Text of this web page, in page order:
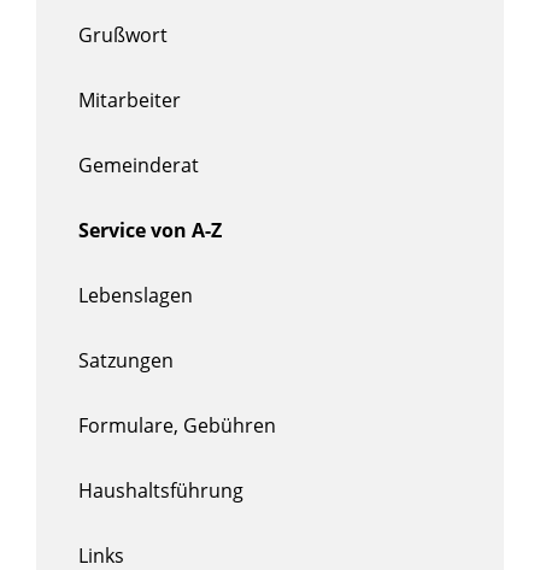
Grußwort
Mitarbeiter
Gemeinderat
Service von A-Z
Lebenslagen
Satzungen
Formulare, Gebühren
Haushaltsführung
Links